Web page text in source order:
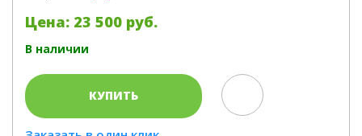
Цена: 23 500 руб.
В наличии
КУПИТЬ